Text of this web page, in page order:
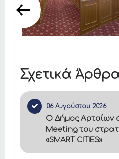
Σχετικά
06 Αυγούστου 2026
Ο Δήμος Αρταίων
Meeting του
«SMART CITIES»